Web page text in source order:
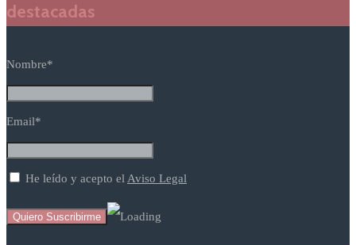
destacadas
Nombre*
Email*
He leído y acepto el Aviso Legal